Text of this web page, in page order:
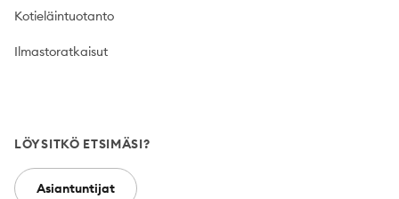
Kotieläintuotanto
Ilmastoratkaisut
LÖYSITKÖ ETSIMÄSI?
Asiantuntijat